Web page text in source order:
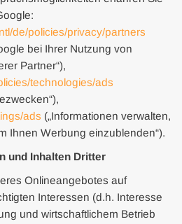
de/policies/privacy/partners
bei Ihrer Nutzung von
Partner“),
technologies/ads
ads („Informationen verwalten,
Ihnen Werbung einzublenden“).
und Inhalten Dritter
Onlineangebotes auf
Interessen (d.h. Interesse
und wirtschaftlichem Betrieb